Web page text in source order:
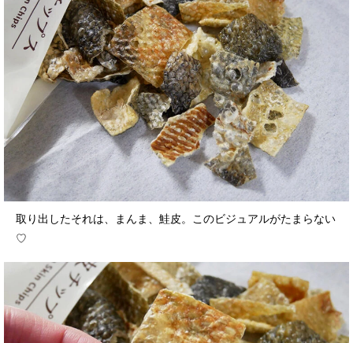
取り出したそれは、まんま、鮭皮。このビジュアルがたまらない
♡